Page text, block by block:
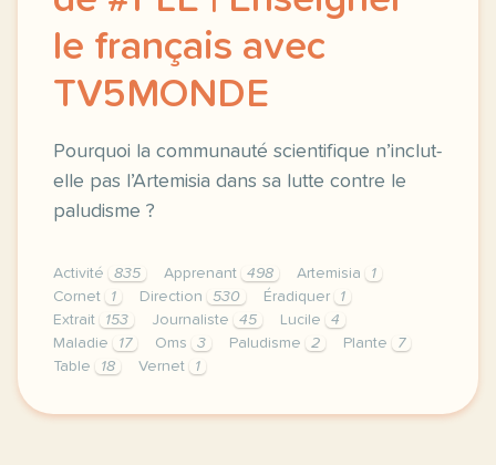
le français avec
TV5MONDE
Pourquoi la communauté scientifique n’inclut-
elle pas l’Artemisia dans sa lutte contre le
paludisme ?
Activité 835 Apprenant 498 Artemisia
1
Cornet
1 Direction 530 Éradiquer
1
Extrait
153 Journaliste 45 Lucile
4
Maladie
17 Oms 3 Paludisme 2 Plante
7
Table
18 Vernet 1
didomi host didomi components button cursor